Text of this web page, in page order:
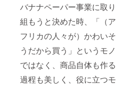
バナナペーパー事業に取り
組もうと決めた時、「（ア
フリカの人々が）かわいそ
うだから買う」というモノ
ではなく、商品自体も作る
過程も美しく、役に立つモ